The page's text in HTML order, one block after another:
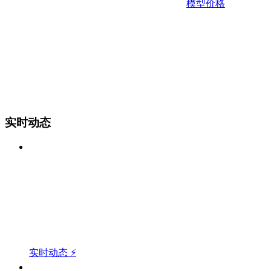
模型价格
实时动态
实时动态 ⚡